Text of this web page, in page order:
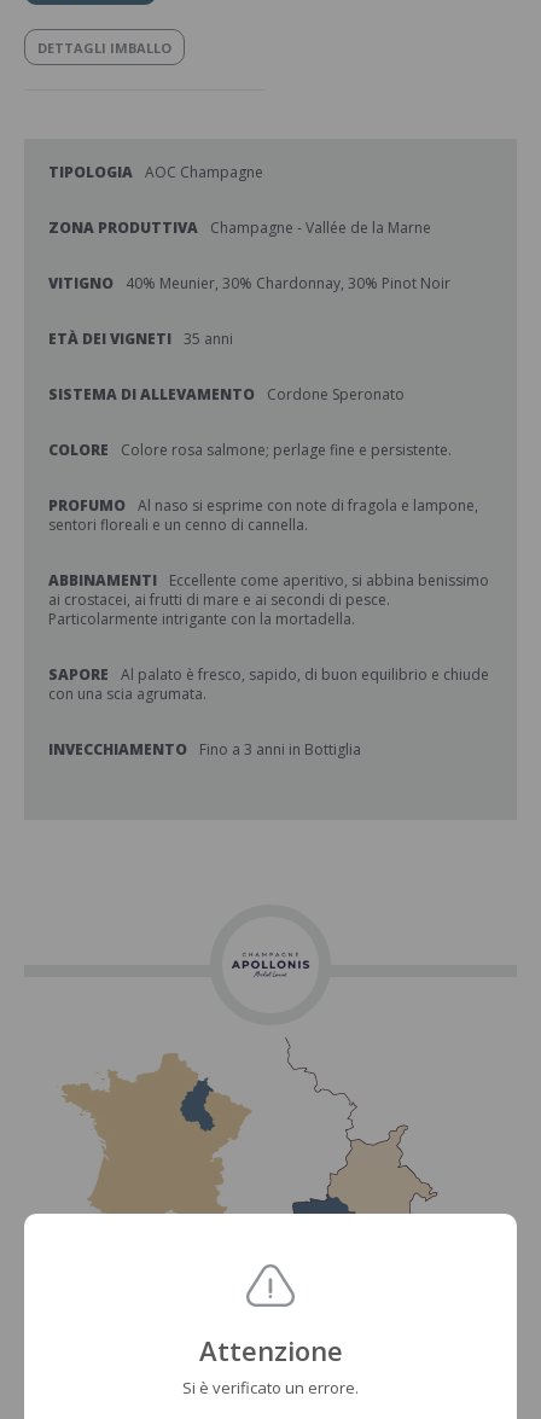
DETTAGLI IMBALLO
TIPOLOGIA AOC Champagne
ZONA PRODUTTIVA Champagne - Vallée de la Marne
VITIGNO 40% Meunier, 30% Chardonnay, 30% Pinot Noir
ETÀ DEI VIGNETI 35 anni
SISTEMA DI ALLEVAMENTO Cordone Speronato
COLORE Colore rosa salmone; perlage fine e persistente.
PROFUMO Al naso si esprime con note di fragola e lampone,
sentori floreali e un cenno di cannella.
ABBINAMENTI
Eccellente come aperitivo, si abbina benissimo
ai crostacei, ai frutti di mare e ai secondi di pesce.
Particolarmente intrigante con la mortadella.
SAPORE
Al palato è fresco, sapido, di buon equilibrio e chiude
con una scia agrumata.
INVECCHIAMENTO Fino a 3 anni in Bottiglia
Attenzione
Si è verificato un errore.